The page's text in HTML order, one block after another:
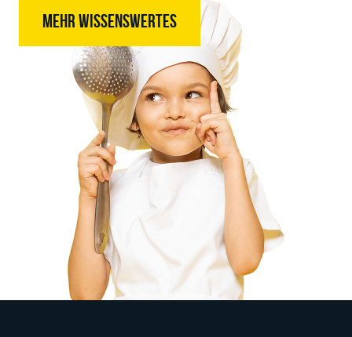
MEHR WISSENSWERTES